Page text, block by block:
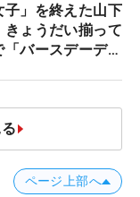
子」を終えた山下
ょうだい揃って
バースデーディ
ページ上部へ